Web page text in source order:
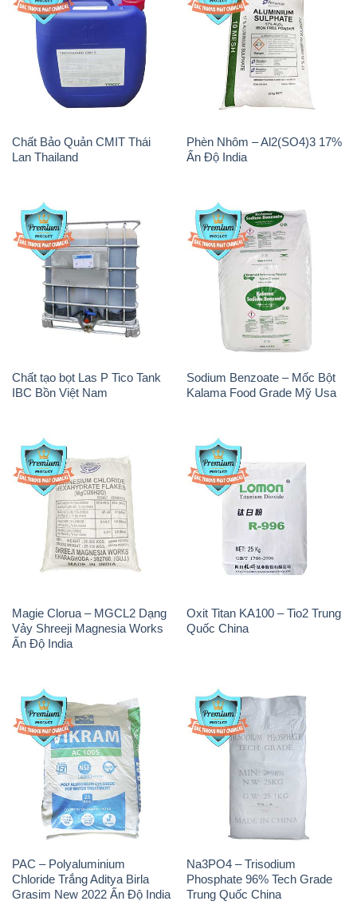
Chất Bảo Quản CMIT Thái
Lan Thailand
Phèn Nhôm – Al2(SO4)3 17%
Ấn Độ India
Chất tạo bọt Las P Tico Tank
IBC Bồn Việt Nam
Sodium Benzoate – Mốc Bột
Kalama Food Grade Mỹ Usa
Magie Clorua – MGCL2 Dạng
Vảy Shreeji Magnesia Works
Ấn Độ India
Oxit Titan KA100 – Tio2 Trung
Quốc China
PAC – Polyaluminium
Chloride Trắng Aditya Birla
Grasim New 2022 Ấn Độ India
Na3PO4 – Trisodium
Phosphate 96% Tech Grade
Trung Quốc China